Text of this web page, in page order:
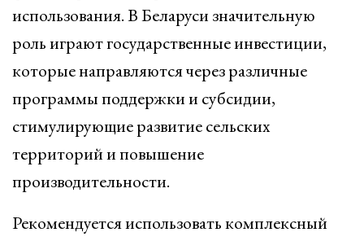
использования. В Беларуси значительную
роль играют государственные инвестиции,
которые направляются через различные
программы поддержки и субсидии,
стимулирующие развитие сельских
территорий и повышение
производительности.
Рекомендуется использовать комплексный